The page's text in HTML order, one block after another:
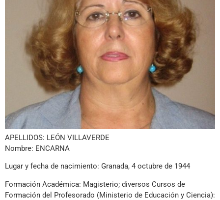
APELLIDOS: LEÓN VILLAVERDE
Nombre: ENCARNA
Lugar y fecha de nacimiento: Granada, 4 octubre de 1944
Formación Académica: Magisterio; diversos Cursos de
Formación del Profesorado (Ministerio de Educación y Ciencia):